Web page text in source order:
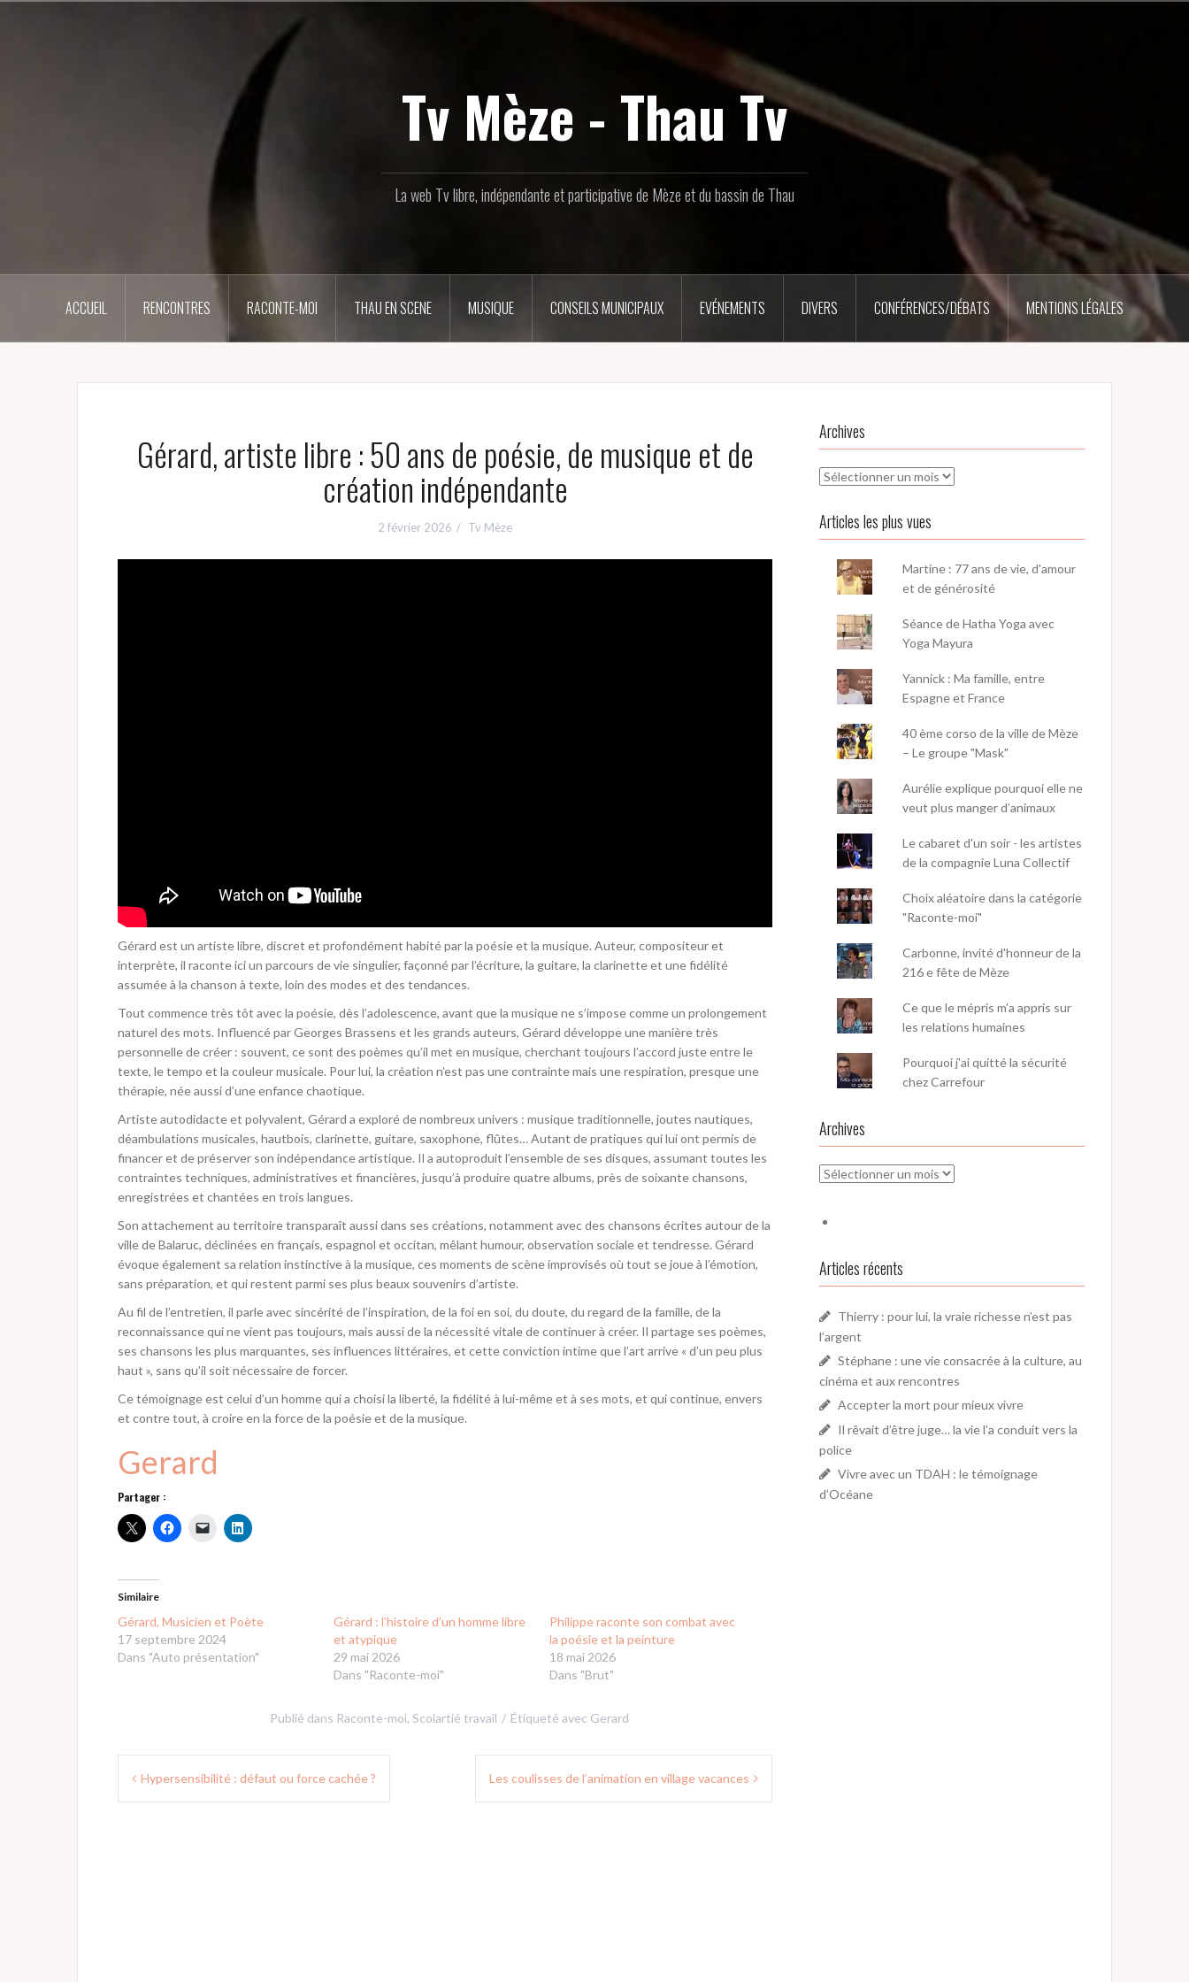
Tv Mèze - Thau Tv
La web Tv libre, indépendante et participative de Mèze et du bassin de Thau
ACCUEIL RENCONTRES RACONTE-MOI THAU EN SCENE MUSIQUE CONSEILS MUNICIPAUX EVÉNEMENTS DIVERS CONFÉRENCES/DÉBATS MENTIONS LÉGALES
Gérard, artiste libre : 50 ans de poésie, de musique et de
création indépendante
2 février 2026 Tv Mèze
Gérard est un artiste libre, discret et profondément habité par la poésie et la musique. Auteur, compositeur et
interprète, il raconte ici un parcours de vie singulier, façonné par l’écriture, la guitare, la clarinette et une fidélité
assumée à la chanson à texte, loin des modes et des tendances.
Tout commence très tôt avec la poésie, dès l’adolescence, avant que la musique ne s’impose comme un prolongement
naturel des mots. Influencé par Georges Brassens et les grands auteurs, Gérard développe une manière très
personnelle de créer : souvent, ce sont des poèmes qu’il met en musique, cherchant toujours l’accord juste entre le
texte, le tempo et la couleur musicale. Pour lui, la création n’est pas une contrainte mais une respiration, presque une
thérapie, née aussi d’une enfance chaotique.
Artiste autodidacte et polyvalent, Gérard a exploré de nombreux univers : musique traditionnelle, joutes nautiques,
déambulations musicales, hautbois, clarinette, guitare, saxophone, flûtes… Autant de pratiques qui lui ont permis de
financer et de préserver son indépendance artistique. Il a autoproduit l’ensemble de ses disques, assumant toutes les
contraintes techniques, administratives et financières, jusqu’à produire quatre albums, près de soixante chansons,
enregistrées et chantées en trois langues.
Son attachement au territoire transparaît aussi dans ses créations, notamment avec des chansons écrites autour de la
ville de Balaruc, déclinées en français, espagnol et occitan, mêlant humour, observation sociale et tendresse. Gérard
évoque également sa relation instinctive à la musique, ces moments de scène improvisés où tout se joue à l’émotion,
sans préparation, et qui restent parmi ses plus beaux souvenirs d’artiste.
Au fil de l’entretien, il parle avec sincérité de l’inspiration, de la foi en soi, du doute, du regard de la famille, de la
reconnaissance qui ne vient pas toujours, mais aussi de la nécessité vitale de continuer à créer. Il partage ses poèmes,
ses chansons les plus marquantes, ses influences littéraires, et cette conviction intime que l’art arrive « d’un peu plus
haut », sans qu’il soit nécessaire de forcer.
Ce témoignage est celui d’un homme qui a choisi la liberté, la fidélité à lui-même et à ses mots, et qui continue, envers
et contre tout, à croire en la force de la poésie et de la musique.
Gerard
Partager :
Similaire
Gérard, Musicien et Poète
17 septembre 2024
Dans "Auto présentation"
Gérard : l’histoire d’un homme libre
et atypique
29 mai 2026
Dans "Raconte-moi"
Philippe raconte son combat avec
la poésie et la peinture
18 mai 2026
Dans "Brut"
Publié dans Raconte-moi, Scolartié travail Étiqueté avec Gerard
Navigation
Hypersensibilité : défaut ou force cachée ? Les coulisses de l’animation en village vacances
Archives
Archives
Articles les plus vues
Martine : 77 ans de vie, d'amour
et de générosité
Séance de Hatha Yoga avec
Yoga Mayura
Yannick : Ma famille, entre
Espagne et France
40 ème corso de la ville de Mèze
– Le groupe "Mask"
Aurélie explique pourquoi elle ne
veut plus manger d’animaux
Le cabaret d'un soir - les artistes
de la compagnie Luna Collectif
Choix aléatoire dans la catégorie
"Raconte-moi"
Carbonne, invité d'honneur de la
216 e fête de Mèze
Ce que le mépris m’a appris sur
les relations humaines
Pourquoi j'ai quitté la sécurité
chez Carrefour
Archives
Archives
Articles récents
Thierry : pour lui, la vraie richesse n’est pas
l’argent
Stéphane : une vie consacrée à la culture, au
cinéma et aux rencontres
Accepter la mort pour mieux vivre
Il rêvait d’être juge… la vie l’a conduit vers la
police
Vivre avec un TDAH : le témoignage
d’Océane